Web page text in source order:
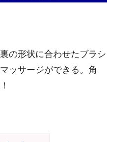
の形状に合わせたブラシ
ッサージができる。角